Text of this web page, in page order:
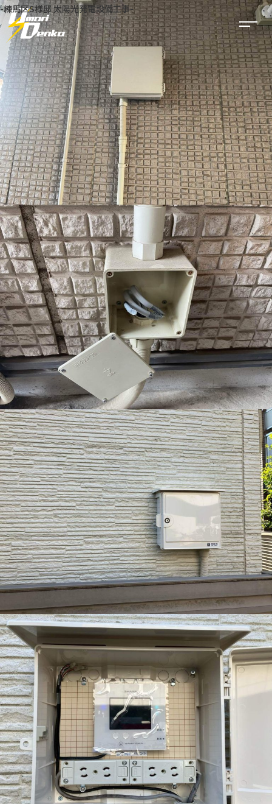
事業内容
太陽光発電
電気工事
建築・リフォーム
公共工事
空調工事
実績一覧
sumika-スミカ
公共工事
太陽光発電
建築・リフォーム
空調工事
電気工事
会社情報
ご挨拶
会社案内
会社沿革
採用情報
お問い合わせ
-練馬区S様邸 太陽光発電設備工事-